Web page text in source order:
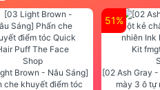
Brown - Nâu Sáng]
che khuyết điểm tóc
51%
[02 Ash Gray
mày 3 ô tự